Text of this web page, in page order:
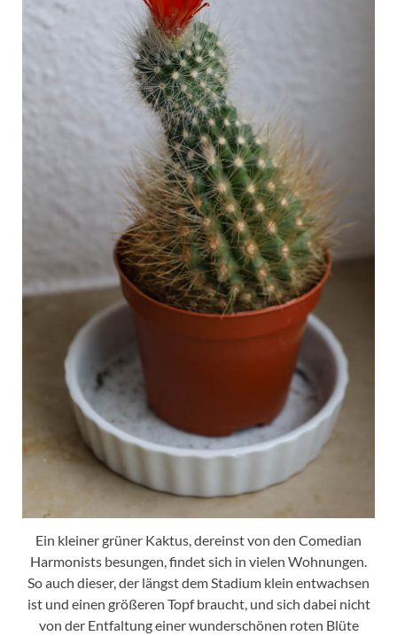
Ein kleiner grüner Kaktus, dereinst von den Comedian
Harmonists besungen, findet sich in vielen Wohnungen.
So auch dieser, der längst dem Stadium klein entwachsen
ist und einen größeren Topf braucht, und sich dabei nicht
von der Entfaltung einer wunderschönen roten Blüte